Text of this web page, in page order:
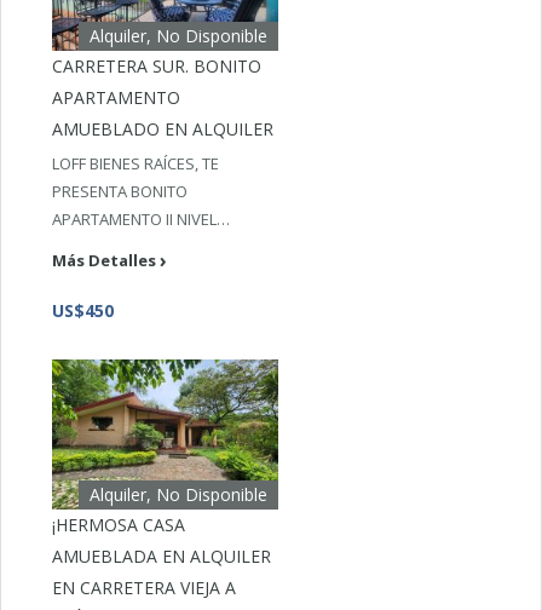
Alquiler, No Disponible
CARRETERA SUR. BONITO
APARTAMENTO
AMUEBLADO EN ALQUILER
LOFF BIENES RAÍCES, TE
PRESENTA BONITO
APARTAMENTO II NIVEL…
Más Detalles
US$450
Alquiler, No Disponible
¡HERMOSA CASA
AMUEBLADA EN ALQUILER
EN CARRETERA VIEJA A